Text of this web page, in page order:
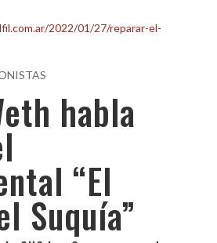
2022/01/27/reparar-el-
habla
“El
Suquía”